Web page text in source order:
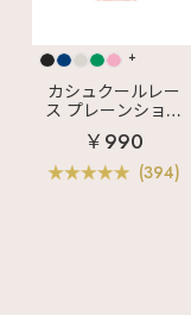
+
カシュクールレー
ス プレーンショー
ツ
￥990
(394)